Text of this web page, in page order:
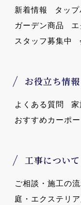
新着情報
タッ
ガーデン商品
スタッフ募集中
お役立ち情報
よくある質問
家
おすすめカーポ
工事について
ご相談・施工の
庭・エクステリ